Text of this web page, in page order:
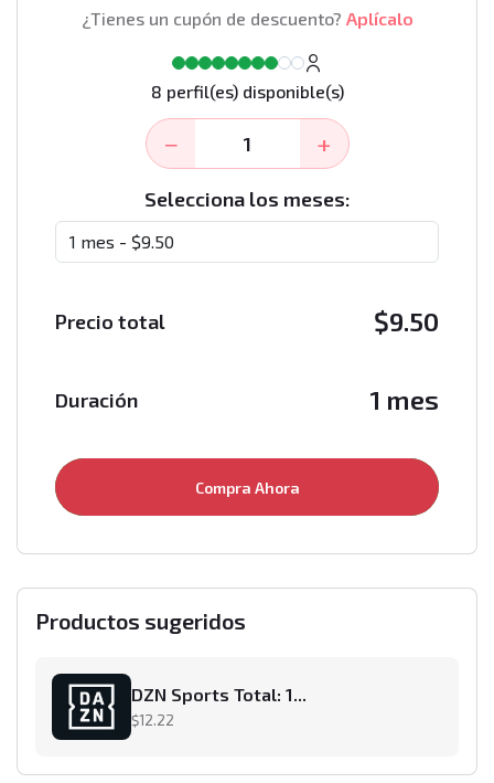
¿Tienes un cupón de descuento? Aplícalo
8 perfil(es) disponible(s)
− +
Selecciona los meses:
Precio total $9.50
Duración 1 mes
Compra Ahora
Productos sugeridos
DZN Sports Total: 1...
$12.22